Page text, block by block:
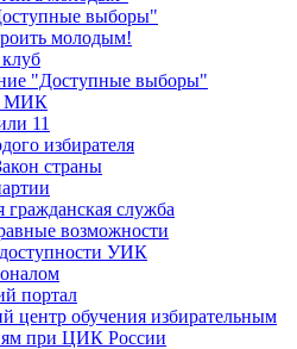
выборы"
молодым!
"Доступные выборы"
МИК
11
избирателя
страны
гражданская служба
возможности
УИК
портал
центр обучения избирательным
при ЦИК России